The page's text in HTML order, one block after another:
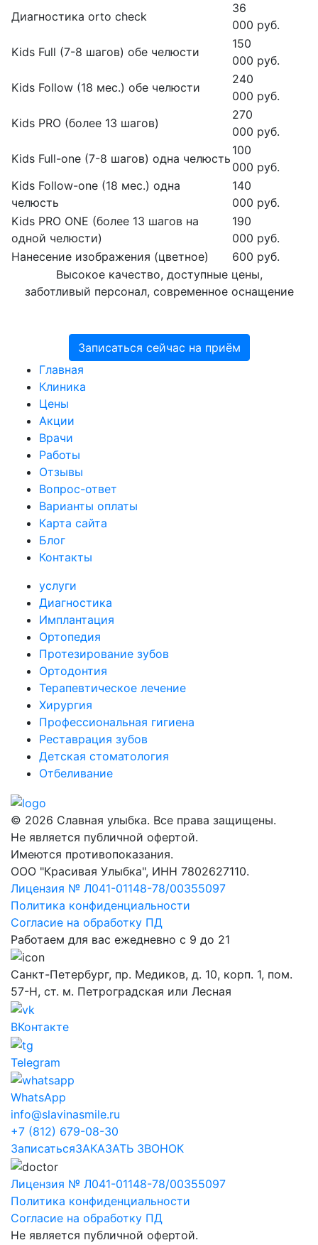
Диагностика orto check
36
000 руб.
Kids Full (7-8 шагов) обе челюсти
150
000 руб.
Kids Follow (18 мес.) обе челюсти
240
000 руб.
Kids PRO (более 13 шагов)
270
000 руб.
Kids Full-one (7-8 шагов) одна челюсть
100
000 руб.
Kids Follow-one (18 мес.) одна
челюсть
140
000 руб.
Kids PRO ONE (более 13 шагов на
одной челюсти)
190
000 руб.
Нанесение изображения (цветное)
600 руб.
Высокое качество, доступные цены,
заботливый персонал, современное оснащение
Записаться сейчас на приём
Главная
Клиника
Цены
Акции
Врачи
Работы
Отзывы
Вопрос-ответ
Варианты оплаты
Карта сайта
Блог
Контакты
услуги
Диагностика
Имплантация
Ортопедия
Протезирование зубов
Ортодонтия
Терапевтическое лечение
Хирургия
Профессиональная гигиена
Реставрация зубов
Детская стоматология
Отбеливание
© 2026 Славная улыбка. Все права защищены.
Не является публичной офертой.
Имеются противопоказания.
ООО "Красивая Улыбка", ИНН 7802627110.
Лицензия № Л041-01148-78/00355097
Политика конфиденциальности
Согласие на обработку ПД
Работаем для вас ежедневно с 9 до 21
Санкт-Петербург, пр. Медиков, д. 10, корп. 1, пом.
57-Н, ст. м. Петроградская или Лесная
ВКонтакте
Telegram
WhatsApp
info@slavinasmile.ru
+7 (812) 679-08-30
ЗаписатьсяЗАКАЗАТЬ ЗВОНОК
Лицензия № Л041-01148-78/00355097
Политика конфиденциальности
Согласие на обработку ПД
Не является публичной офертой.